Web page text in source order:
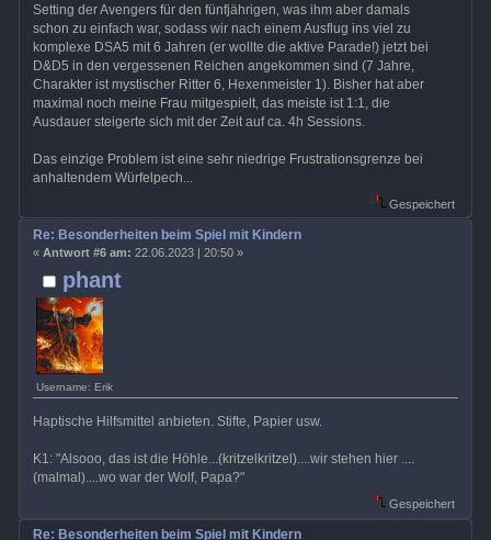
Setting der Avengers für den fünfjährigen, was ihm aber damals
schon zu einfach war, sodass wir nach einem Ausflug ins viel zu
komplexe DSA5 mit 6 Jahren (er wollte die aktive Parade!) jetzt bei
D&D5 in den vergessenen Reichen angekommen sind (7 Jahre,
Charakter ist mystischer Ritter 6, Hexenmeister 1). Bisher hat aber
maximal noch meine Frau mitgespielt, das meiste ist 1:1, die
Ausdauer steigerte sich mit der Zeit auf ca. 4h Sessions.
Das einzige Problem ist eine sehr niedrige Frustrationsgrenze bei
anhaltendem Würfelpech...
Gespeichert
phant
Username: Erik
Re: Besonderheiten beim Spiel mit Kindern
« Antwort #6 am: 22.06.2023 | 20:50 »
Haptische Hilfsmittel anbieten. Stifte, Papier usw.
K1: "Alsooo, das ist die Höhle...(kritzelkritzel)....wir stehen hier ....
(malmal)....wo war der Wolf, Papa?"
Gespeichert
Re: Besonderheiten beim Spiel mit Kindern